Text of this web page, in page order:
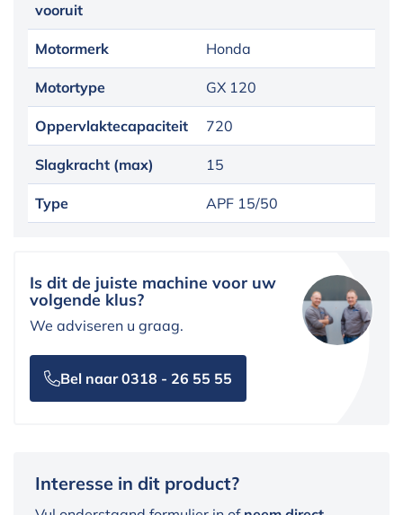
vooruit
Motormerk Honda
Motortype GX 120
Oppervlaktecapaciteit 720
Slagkracht (max) 15
Type APF 15/50
Is dit de juiste machine voor uw
volgende klus?
We adviseren u graag.
Bel naar 0318 - 26 55 55
Interesse in dit product?